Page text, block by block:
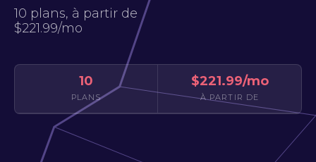
USD▾
MON ESPACE
10 plans, à partir de
$221.99/mo
10
PLANS
$221.99/mo
À PARTIR DE